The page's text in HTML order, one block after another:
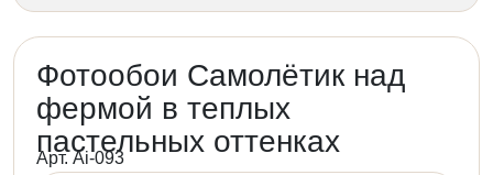
Фотообои Самолётик над
фермой в теплых
пастельных оттенках
Арт. Ai-093